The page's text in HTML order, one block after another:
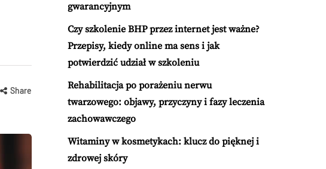
Share
gwarancyjnym
Czy szkolenie BHP przez internet jest ważne?
Przepisy, kiedy online ma sens i jak
potwierdzić udział w szkoleniu
Rehabilitacja po porażeniu nerwu
twarzowego: objawy, przyczyny i fazy leczenia
zachowawczego
Witaminy w kosmetykach: klucz do pięknej i
zdrowej skóry